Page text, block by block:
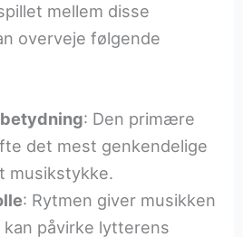
mellem disse
overveje følgende
: Den primære
det mest genkendelige
musikstykke.
: Rytmen giver musikken
påvirke lytterens